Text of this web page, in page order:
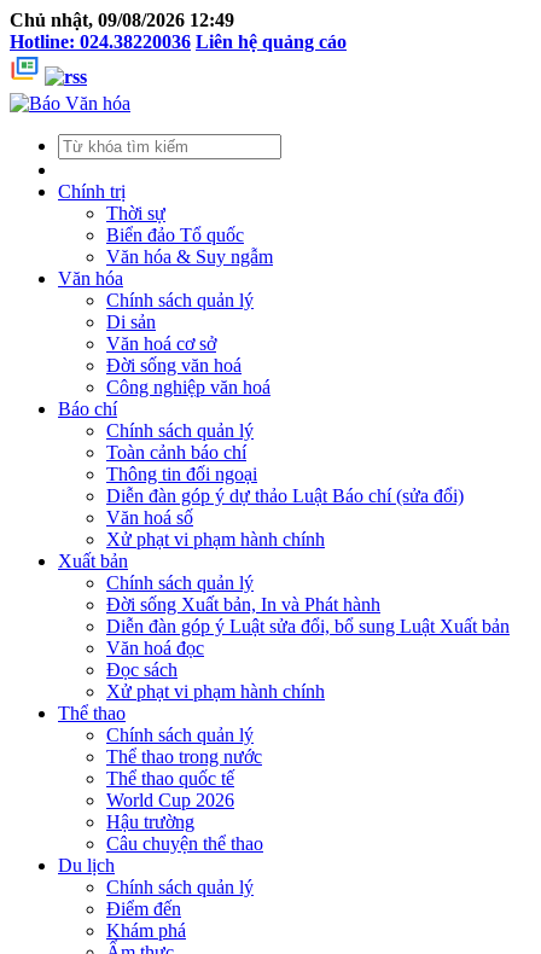
Chủ nhật, 09/08/2026 12:49
Hotline: 024.38220036 Liên hệ quảng cáo
Chính trị
Thời sự
Biển đảo Tổ quốc
Văn hóa & Suy ngẫm
Văn hóa
Chính sách quản lý
Di sản
Văn hoá cơ sở
Đời sống văn hoá
Công nghiệp văn hoá
Báo chí
Chính sách quản lý
Toàn cảnh báo chí
Thông tin đối ngoại
Diễn đàn góp ý dự thảo Luật Báo chí (sửa đổi)
Văn hoá số
Xử phạt vi phạm hành chính
Xuất bản
Chính sách quản lý
Đời sống Xuất bản, In và Phát hành
Diễn đàn góp ý Luật sửa đổi, bổ sung Luật Xuất bản
Văn hoá đọc
Đọc sách
Xử phạt vi phạm hành chính
Thể thao
Chính sách quản lý
Thể thao trong nước
Thể thao quốc tế
World Cup 2026
Hậu trường
Câu chuyện thể thao
Du lịch
Chính sách quản lý
Điểm đến
Khám phá